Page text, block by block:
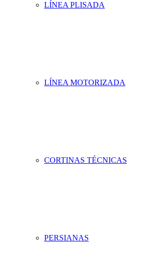
LÍNEA PLISADA
LÍNEA MOTORIZADA
CORTINAS TÉCNICAS
PERSIANAS